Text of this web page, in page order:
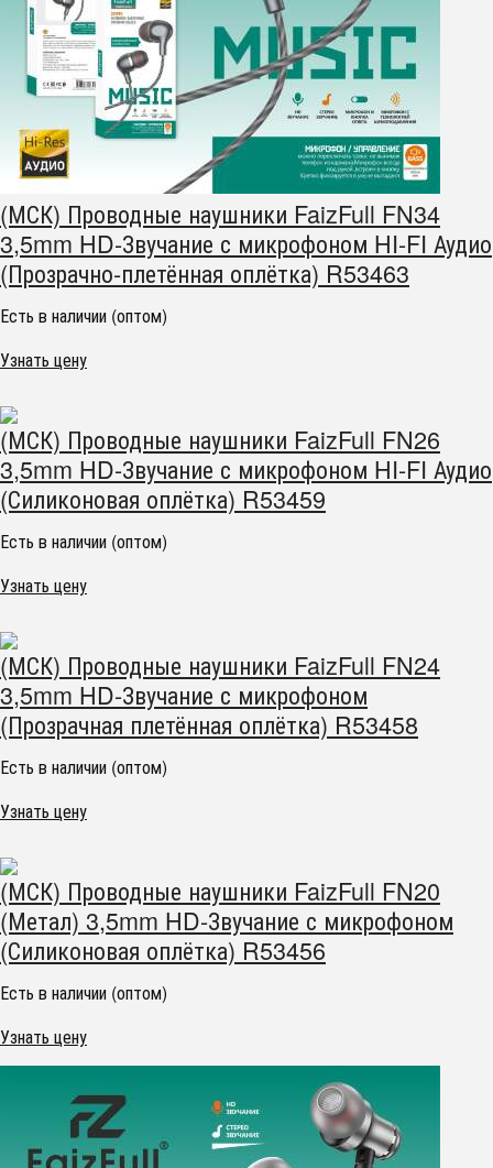
(МСК) Проводные наушники FaizFull FN34
3,5mm HD-Звучание с микрофоном HI-FI Аудио
(Прозрачно-плетённая оплётка) R53463
Есть в наличии (оптом)
Узнать цену
(МСК) Проводные наушники FaizFull FN26
3,5mm HD-Звучание с микрофоном HI-FI Аудио
(Силиконовая оплётка) R53459
Есть в наличии (оптом)
Узнать цену
(МСК) Проводные наушники FaizFull FN24
3,5mm HD-Звучание с микрофоном
(Прозрачная плетённая оплётка) R53458
Есть в наличии (оптом)
Узнать цену
(МСК) Проводные наушники FaizFull FN20
(Метал) 3,5mm HD-Звучание с микрофоном
(Силиконовая оплётка) R53456
Есть в наличии (оптом)
Узнать цену